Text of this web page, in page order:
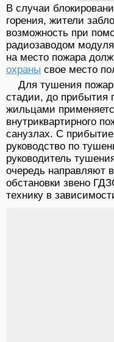
В случаи
горения, жители
возможность при
радиозаводом
на место пожара
охраны свое место
Для тушения
стадии, до прибытия
жильцами
внутриквартирного
санузлах. С
руководство по
руководитель
очередь направляют
обстановки звено
технику в